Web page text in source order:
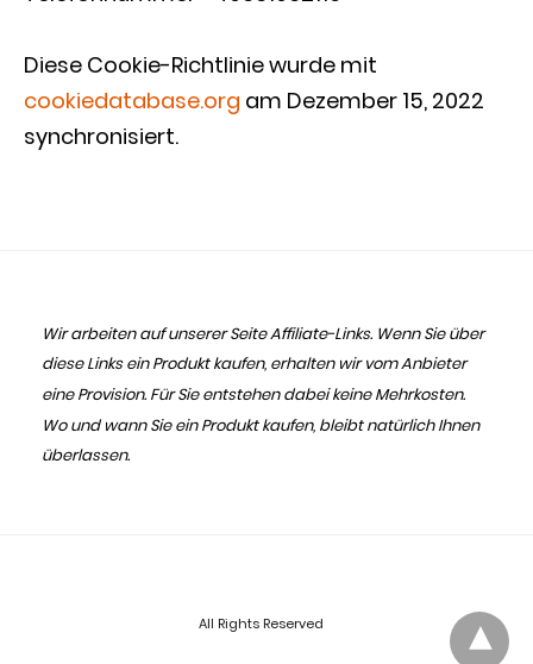
Diese Cookie-Richtlinie wurde mit
cookiedatabase.org am Dezember 15, 2022
synchronisiert.
Wir arbeiten auf unserer Seite Affiliate-Links. Wenn Sie über
diese Links ein Produkt kaufen, erhalten wir vom Anbieter
eine Provision. Für Sie entstehen dabei keine Mehrkosten.
Wo und wann Sie ein Produkt kaufen, bleibt natürlich Ihnen
überlassen.
All Rights Reserved